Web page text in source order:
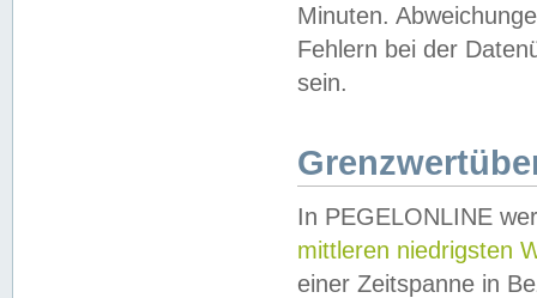
Minuten.
Fehlern bei der
sein.
In PEGELONLINE
mittleren niedrigsten
einer Zeitspanne in